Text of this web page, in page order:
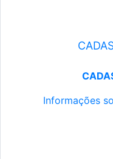
Informações